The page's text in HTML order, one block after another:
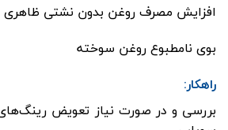
افزایش مصرف روغن بدون نشتی ظاهری
بوی نامطبوع روغن سوخته
راهکار:
بررسی و در صورت نیاز تعویض